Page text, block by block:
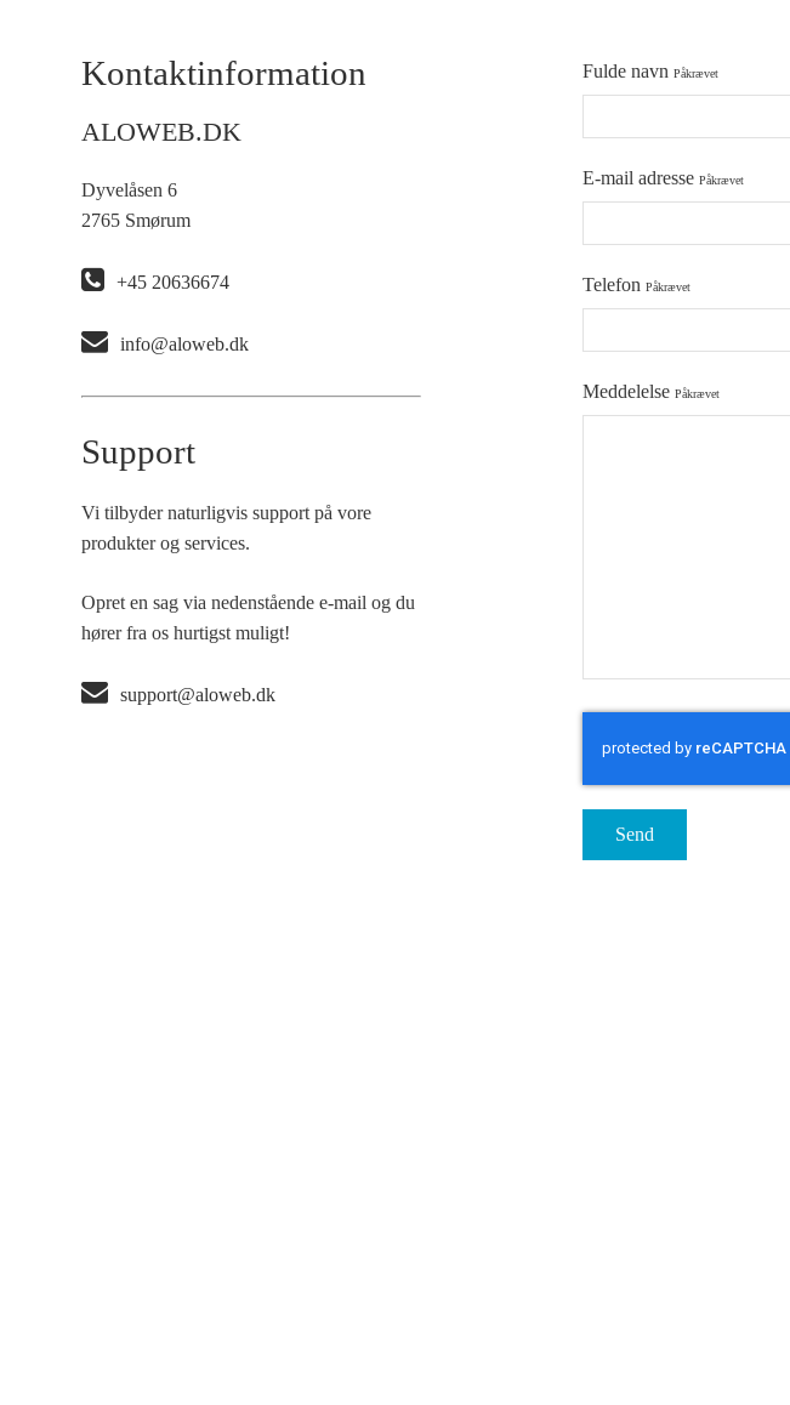
Kontaktinformation
ALOWEB.DK
Dyvelåsen 6
2765 Smørum
+45 20636674
info@aloweb.dk
Support
Vi tilbyder naturligvis support på vore
produkter og services.
Opret en sag via nedenstående e-mail og du
hører fra os hurtigst muligt!
support@aloweb.dk
Fulde navnPåkrævet
E-mail adressePåkrævet
TelefonPåkrævet
MeddelelsePåkrævet